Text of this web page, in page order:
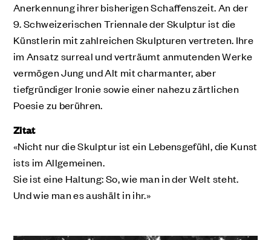
Anerkennung ihrer bisherigen Schaffenszeit. An der
9. Schweizerischen Triennale der Skulptur ist die
Künstlerin mit zahlreichen Skulpturen vertreten. Ihre
im Ansatz surreal und verträumt anmutenden Werke
vermögen Jung und Alt mit charmanter, aber
tiefgründiger Ironie sowie einer nahezu zärtlichen
Poesie zu berühren.
Zitat
«Nicht nur die Skulptur ist ein Lebensgefühl, die Kunst
ists im Allgemeinen.
Sie ist eine Haltung: So, wie man in der Welt steht.
Und wie man es aushält in ihr.»